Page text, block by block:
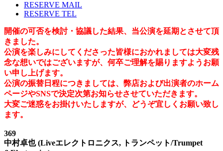
RESERVE MAIL
RESERVE TEL
開催の可否を検討・協議した結果、当公演を延期とさせて頂
きました。
公演を楽しみにしてくださった皆様におかれましては大変残
念な想いではございますが、何卒ご理解を賜りますようお願
い申し上げます。
公演の振替日程につきましては、弊店および出演者のホーム
ページやSNSで決定次第お知らせさせていただきます。
大変ご迷惑をお掛けいたしますが、どうぞ宜しくお願い致し
ます。
369
中村卓也 (Liveエレクトロニクス, トランペット/Trumpet